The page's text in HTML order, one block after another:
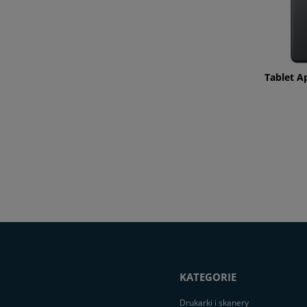
Tablet
KATEGORIE
Drukarki i skanery